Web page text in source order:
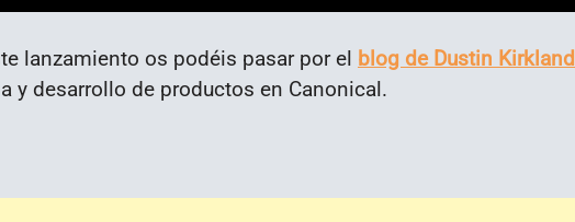
lanzamiento os podéis pasar por el blog de Dustin Kirkland
y desarrollo de productos en Canonical.